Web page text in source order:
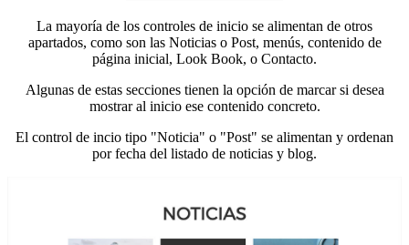
La mayoría de los controles de inicio se alimentan de otros
apartados, como son las Noticias o Post, menús, contenido de
página inicial, Look Book, o Contacto.
Algunas de estas secciones tienen la opción de marcar si desea
mostrar al inicio ese contenido concreto.
El control de incio tipo "Noticia" o "Post" se alimentan y ordenan
por fecha del listado de noticias y blog.